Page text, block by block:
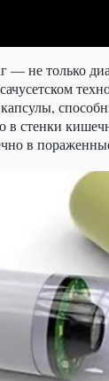
не только
в стенки
в